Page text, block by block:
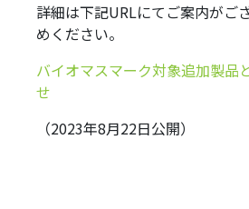
詳細は下記URLにてご案内がご
めください。
バイオマスマーク対象追加製品
せ
（2023年8月22日公開）